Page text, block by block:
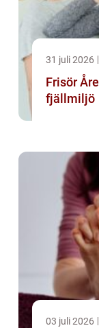
31 juli 2026
Frisör Åre professionell hårvård i
fjällmiljö
03 juli 2026